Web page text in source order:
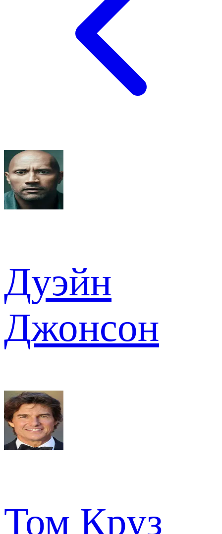
Дуэйн
Джонсон
Том Круз